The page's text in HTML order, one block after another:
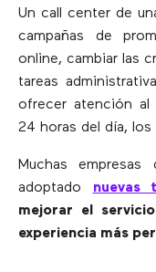
Un call center de
campañas de
online, cambiar las
tareas
ofrecer atención al
24 horas del día, los
Muchas
adoptado nuevas
mejorar el
experiencia más